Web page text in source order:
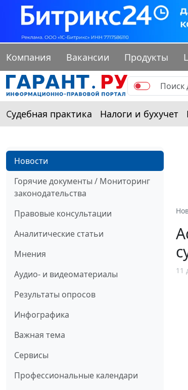
Компания Вакансии Продукты
Судебная практика Налоги и бухучет
Новости
Горячие документы / Мониторинг
законодательства
Правовые консультации
Аналитические статьи
Мнения
Аудио- и видеоматериалы
Результаты опросов
Инфографика
Важная тема
Сервисы
Профессиональные календари
11